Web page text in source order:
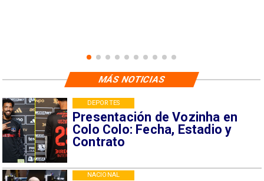
Presentación de Vozinha en
Colo Colo: Fecha, Estadio y
Contrato
DEPORTES
NACIONAL
MÁS NOTICIAS